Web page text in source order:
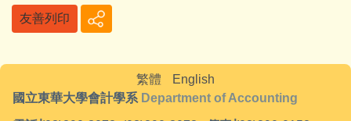
友善列印
繁體
English
國立東華大學會計學系 Department of Accounting